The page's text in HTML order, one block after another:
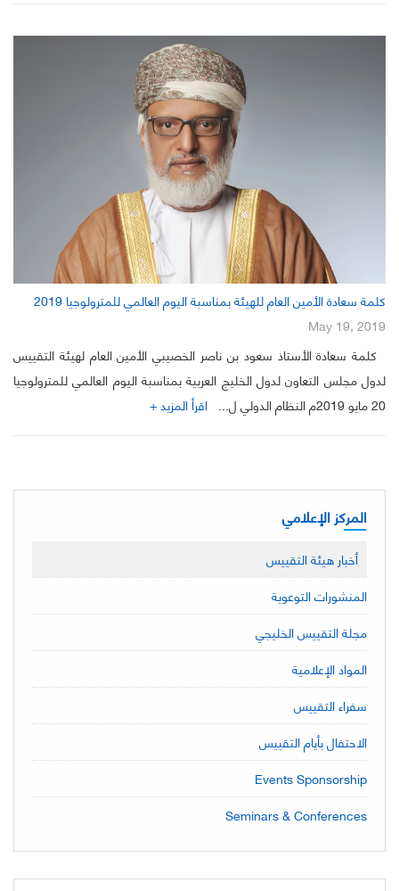
كلمة سعادة الأمين العام للهيئة بمناسبة اليوم العالمي للمترولوجيا 2019
May 19, 2019
كلمة سعادة الأستاذ سعود بن ناصر الخصيبي الأمين العام لهيئة التقييس
لدول مجلس التعاون لدول الخليج العربية بمناسبة اليوم العالمي للمترولوجيا
20 مايو 2019م النظام الدولي ل...
اقرأ المزيد +
المركز الإعلامي
أخبار هيئة التقييس
المنشورات التوعوية
مجلة التقييس الخليجي
المواد الإعلامية
سفراء التقييس
الاحتفال بأيام التقييس
Events Sponsorship
Seminars & Conferences